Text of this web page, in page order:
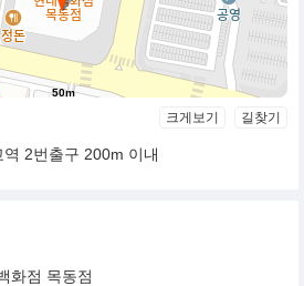
50m
크게보기 길찾기
2번출구 200m 이내
화점 목동점